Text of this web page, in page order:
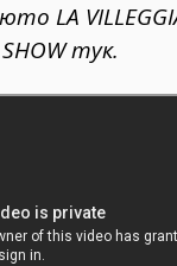
LA
тук.